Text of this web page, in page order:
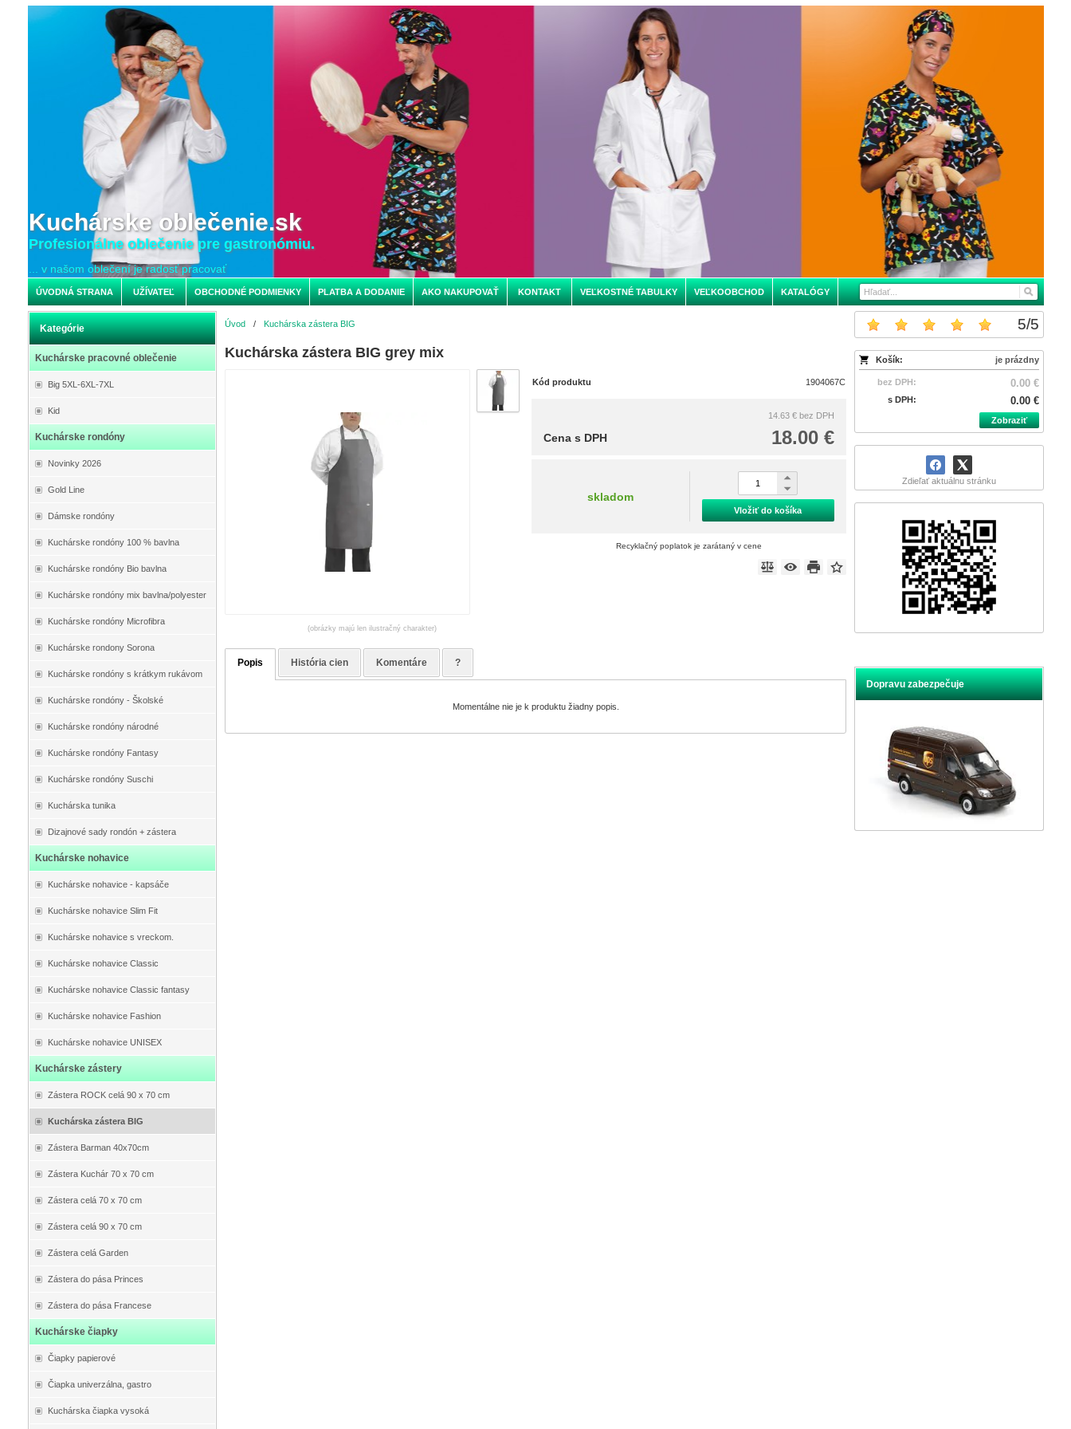
Kuchárske oblečenie.sk
Profesionálne oblečenie pre gastronómiu.
... v našom oblečení je radosť pracovať
ÚVODNÁ STRANA UŽÍVATEĽ OBCHODNÉ PODMIENKY PLATBA A DODANIE AKO NAKUPOVAŤ KONTAKT VEĽKOSTNÉ TABULKY VEĽKOOBCHOD KATALÓGY
Kategórie
Kuchárske pracovné oblečenie
Big 5XL-6XL-7XL
Kid
Kuchárske rondóny
Novinky 2026
Gold Line
Dámske rondóny
Kuchárske rondóny 100 % bavlna
Kuchárske rondóny Bio bavlna
Kuchárske rondóny mix bavlna/polyester
Kuchárske rondóny Microfibra
Kuchárske rondony Sorona
Kuchárske rondóny s krátkym rukávom
Kuchárske rondóny - Školské
Kuchárske rondóny národné
Kuchárske rondóny Fantasy
Kuchárske rondóny Suschi
Kuchárska tunika
Dizajnové sady rondón + zástera
Kuchárske nohavice
Kuchárske nohavice - kapsáče
Kuchárske nohavice Slim Fit
Kuchárske nohavice s vreckom.
Kuchárske nohavice Classic
Kuchárske nohavice Classic fantasy
Kuchárske nohavice Fashion
Kuchárske nohavice UNISEX
Kuchárske zástery
Zástera ROCK celá 90 x 70 cm
Kuchárska zástera BIG
Zástera Barman 40x70cm
Zástera Kuchár 70 x 70 cm
Zástera celá 70 x 70 cm
Zástera celá 90 x 70 cm
Zástera celá Garden
Zástera do pása Princes
Zástera do pása Francese
Kuchárske čiapky
Čiapky papierové
Čiapka univerzálna, gastro
Kuchárska čiapka vysoká
5/5
Košík: je prázdny
bez DPH: 0.00 €
s DPH: 0.00 €
Zobraziť
Zdieľať aktuálnu stránku
Dopravu zabezpečuje
Úvod / Kuchárska zástera BIG
Kuchárska zástera BIG grey mix
(obrázky majú len ilustračný charakter)
Kód produktu 1904067C
14.63 € bez DPH
18.00 €
Cena s DPH
skladom
Vložiť do košíka
Recyklačný poplatok je zarátaný v cene
Popis História cien Komentáre ?
Momentálne nie je k produktu žiadny popis.